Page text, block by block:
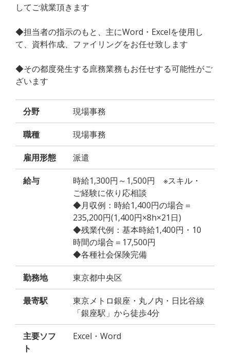
してご就業頂きます
◆担当者の指示のもと、主にWord・Excelを使用し
て、資料作成、ファイリングをお任せ致します
◆その都度発生する庶務業務もお任せする可能性がご
ざいます
分野 現場事務
職種 現場事務
雇用形態 派遣
給与
時給1,300円～1,500円 ※スキル・
ご経験に依り応相談
◆月収例：時給1,400円の場合＝
235,200円(1,400円×8h×21日)
◆残業代例：基本時給1,400円・10
時間の場合＝17,500円
◆各種社会保険完備
勤務地 東京都中央区
最寄駅
東京メトロ銀座・丸ノ内・日比谷線
「銀座駅」から徒歩4分
主要ソフ
ト
Excel・Word